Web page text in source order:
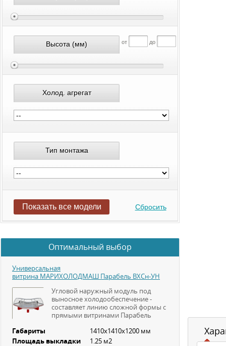
Высота (мм) от до
Холод. агрегат
Тип монтажа
Показать все модели Сбросить
Оптимальный выбор
Универсальная
витрина МАРИХОЛОДМАШ Парабель ВХСн-УН
Угловой наружный модуль под
выносное холодообеспечение -
составляет линию сложной формы с
прямыми витринами Парабель
Габариты 1410х1410х1200 мм
Площадь выкладки 1.25 м2